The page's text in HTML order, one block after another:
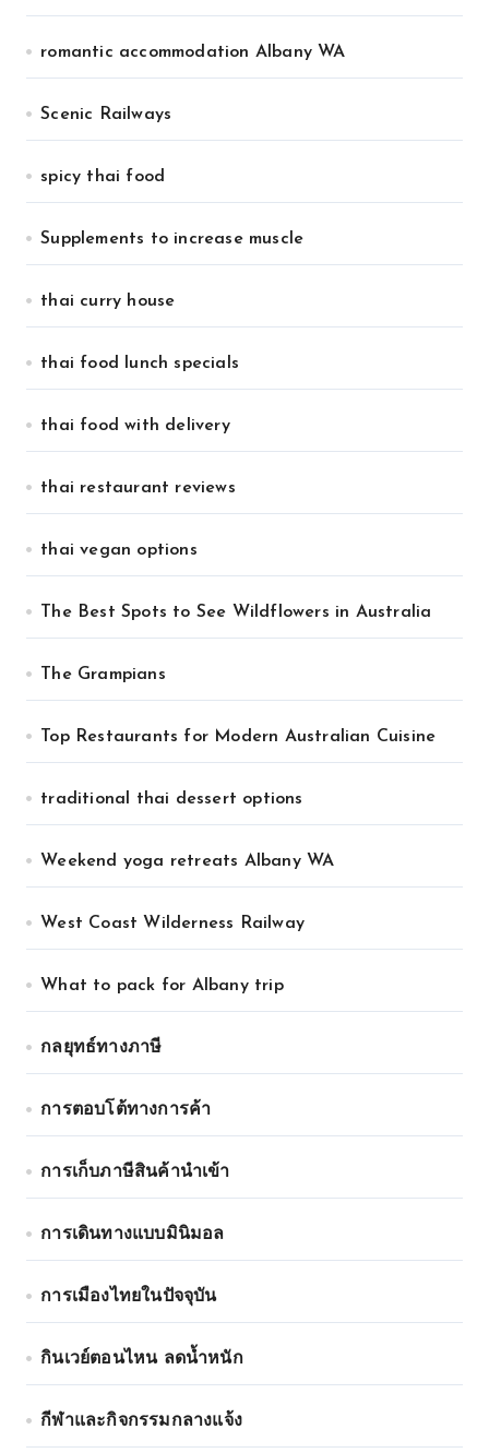
romantic accommodation Albany WA
Scenic Railways
spicy thai food
Supplements to increase muscle
thai curry house
thai food lunch specials
thai food with delivery
thai restaurant reviews
thai vegan options
The Best Spots to See Wildflowers in Australia
The Grampians
Top Restaurants for Modern Australian Cuisine
traditional thai dessert options
Weekend yoga retreats Albany WA
West Coast Wilderness Railway
What to pack for Albany trip
กลยุทธ์ทางภาษี
การตอบโต้ทางการค้า
การเก็บภาษีสินค้านำเข้า
การเดินทางแบบมินิมอล
การเมืองไทยในปัจจุบัน
กินเวย์ตอนไหน ลดน้ำหนัก
กีฬาและกิจกรรมกลางแจ้ง